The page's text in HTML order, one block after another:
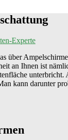
Experte
über
an Ihnen ist
kann darunter